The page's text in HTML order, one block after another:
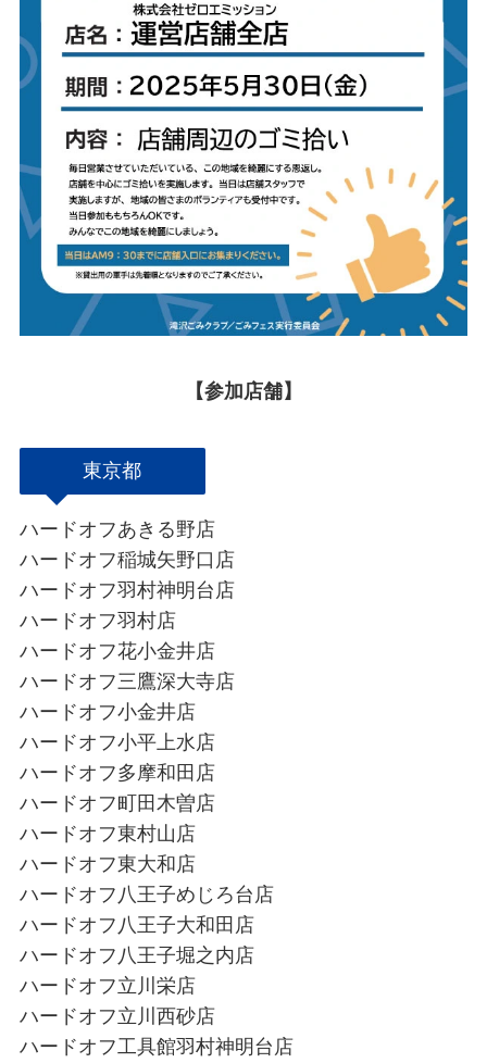
【参加店舗】
東京都
ハードオフあきる野店
ハードオフ稲城矢野口店
ハードオフ羽村神明台店
ハードオフ羽村店
ハードオフ花小金井店
ハードオフ三鷹深大寺店
ハードオフ小金井店
ハードオフ小平上水店
ハードオフ多摩和田店
ハードオフ町田木曽店
ハードオフ東村山店
ハードオフ東大和店
ハードオフ八王子めじろ台店
ハードオフ八王子大和田店
ハードオフ八王子堀之内店
ハードオフ立川栄店
ハードオフ立川西砂店
ハードオフ工具館羽村神明台店